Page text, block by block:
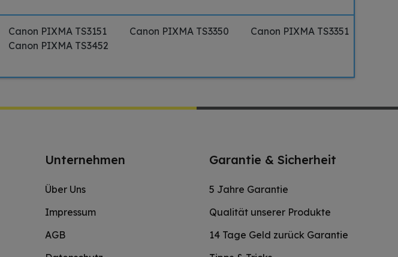
Canon PIXMA TS3151 Canon PIXMA TS3350
Canon PIXMA TS3351
Canon PIXMA TS3452
Unternehmen
Über Uns
Impressum
AGB
Garantie & Sicherheit
5 Jahre Garantie
Qualität unserer Produkte
14 Tage Geld zurück Garantie